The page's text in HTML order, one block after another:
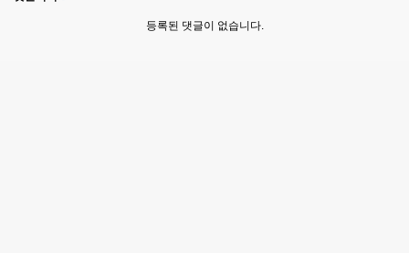
등록된 댓글이 없습니다.